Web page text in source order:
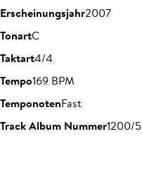
Erscheinungsjahr2007
TonartC
Taktart4/4
Tempo169 BPM
TemponotenFast
Track Album Nummer1200/5